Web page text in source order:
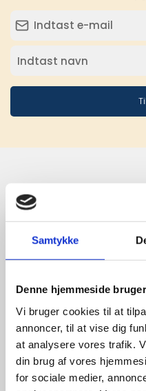
Samtykke
Denne hjemmeside
Vi bruger cookies til at
annoncer, til at vise dig
at analysere vores trafik.
din brug af vores
for sociale medier,
For at sikre
med de
anerkendte